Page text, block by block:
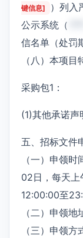
键信息]
）列入
公示系统（
信名单（处罚
（八）本项目
采购包1：
(1)其他承诺声
五、招标文件
（一）申领
02日，每天
12:00:00至
（二）申领
（三）申领方